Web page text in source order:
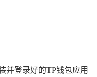
并登录好的TP钱包应用